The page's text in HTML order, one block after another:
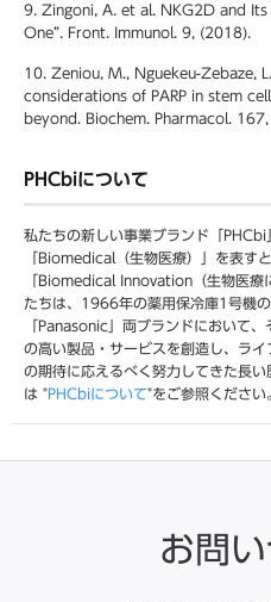
9. Zingoni, A. et al. NKG2D and
One”. Front. Immunol. 9, (2018).
10. Zeniou, M., Nguekeu-Zebaze,
considerations of PARP in stem
beyond. Biochem. Pharmacol.
PHCbiについて
私たちの新しい事業ブランド「PHCbi
「Biomedical（生物医療）」を表す
「Biomedical Innovation（生物医療
たちは、1966年の薬用保冷庫1号機の
「Panasonic」両ブランドにおいて
の高い製品・サービスを創造し、ラ
の期待に応えるべく努力してきた長
は "PHCbiについて"をご参照ください
お問